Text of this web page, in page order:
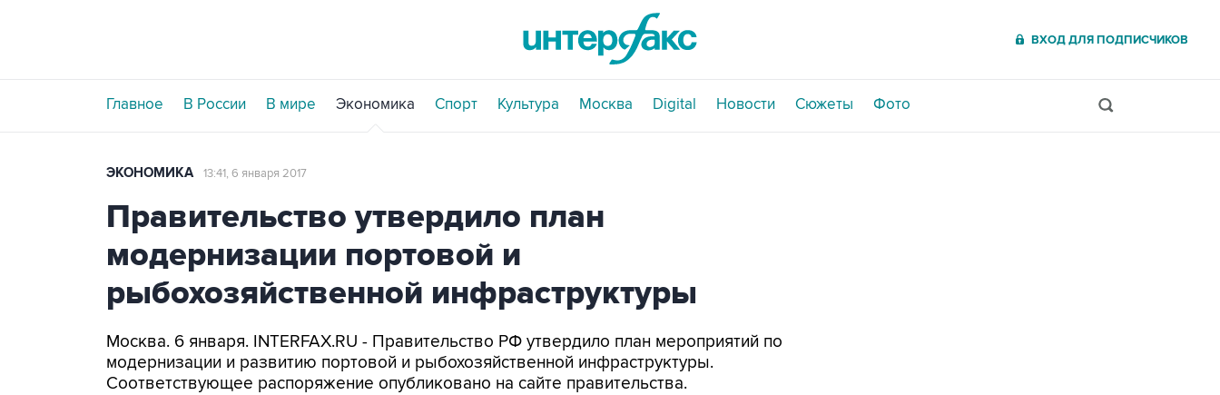
ВХОД ДЛЯ ПОДПИСЧИКОВ
Главное В России В мире Экономика Спорт Культура Москва Digital Новости Сюжеты Фото
ЭКОНОМИКА 13:41, 6 января 2017
Правительство утвердило план
модернизации портовой и
рыбохозяйственной инфраструктуры
Москва. 6 января. INTERFAX.RU - Правительство РФ утвердило план мероприятий по
модернизации и развитию портовой и рыбохозяйственной инфраструктуры.
Соответствующее распоряжение опубликовано на сайте правительства.